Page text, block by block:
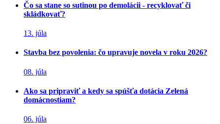
Čo sa stane so sutinou po demolácii - recyklovať či
skládkovať?
13. júla
Stavba bez povolenia: čo upravuje novela v roku 2026?
08. júla
Ako sa pripraviť a kedy sa spúšťa dotácia Zelená
domácnostiam?
06. júla